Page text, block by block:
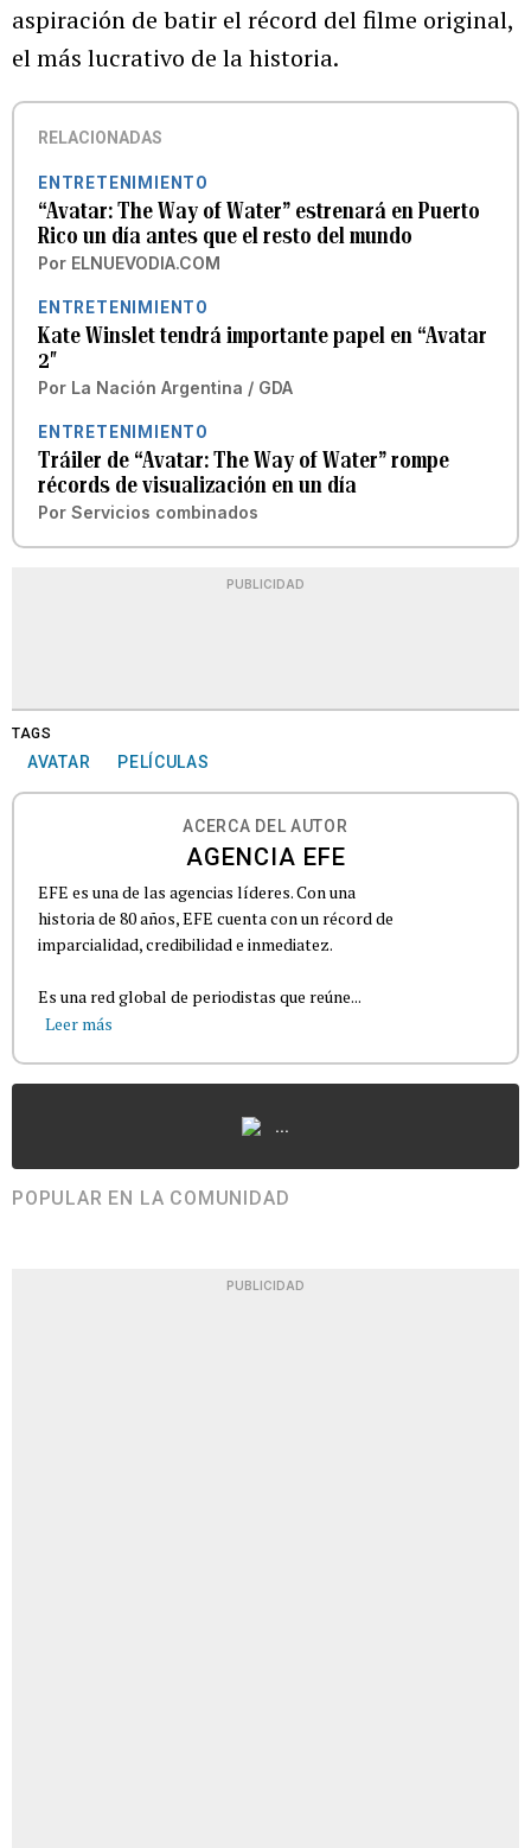
aspiración de batir el récord del filme original,
el más lucrativo de la historia.
RELACIONADAS
ENTRETENIMIENTO
“Avatar: The Way of Water” estrenará en Puerto
Rico un día antes que el resto del mundo
Por ELNUEVODIA.COM
ENTRETENIMIENTO
Kate Winslet tendrá importante papel en “Avatar
2″
Por La Nación Argentina / GDA
ENTRETENIMIENTO
Tráiler de “Avatar: The Way of Water” rompe
récords de visualización en un día
Por Servicios combinados
PUBLICIDAD
TAGS
AVATAR PELÍCULAS
ACERCA DEL AUTOR
AGENCIA EFE
EFE es una de las agencias líderes. Con una
historia de 80 años, EFE cuenta con un récord de
imparcialidad, credibilidad e inmediatez.
Es una red global de periodistas que reúne...
Leer más
...
POPULAR EN LA COMUNIDAD
PUBLICIDAD